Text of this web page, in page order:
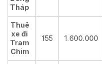
Tháp
Thuê
xe đi
Tram
Chim
155 1.600.000